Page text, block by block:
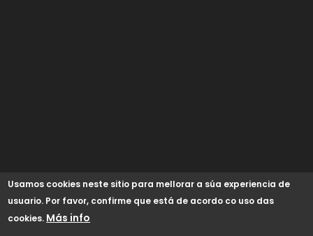
© 2024 Concello de Begonte /
Usamos cookies neste sitio para mellorar a súa experiencia de
usuario. Por favor, confirme que está de acordo co uso das
cookies. Más info